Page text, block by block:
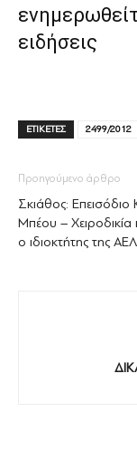
ειδήσεις
ΕΤΙΚΕΤΕΣ 2499/2012
Προηγούμενο άρθρο
Σκιάθος: Επεισόδιο
Μπέου – Χειροδικία
ο ιδιοκτήτης της